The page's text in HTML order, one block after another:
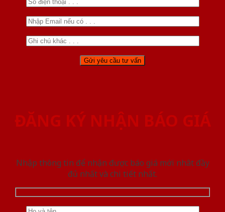
ĐĂNG KÝ NHẬN BÁO GIÁ
Nhập thông tin để nhận được báo giá mới nhât đầy
đủ nhất và chi tiết nhất.